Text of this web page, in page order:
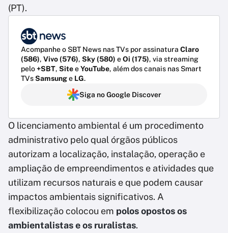
(PT).
Acompanhe o SBT News nas TVs por assinatura Claro
(586), Vivo (576), Sky (580) eOi (175), via streaming
pelo+SBT, SiteeYouTube, além dos canais nas Smart
TVsSamsunge LG.
Siga no Google Discover
O licenciamento ambiental é um procedimento
administrativo pelo qual órgãos públicos
autorizam a localização, instalação, operação e
ampliação de empreendimentos e atividades que
utilizam recursos naturais e que podem causar
impactos ambientais significativos. A
flexibilização colocou em polos opostos os
ambientalistas e os ruralistas.